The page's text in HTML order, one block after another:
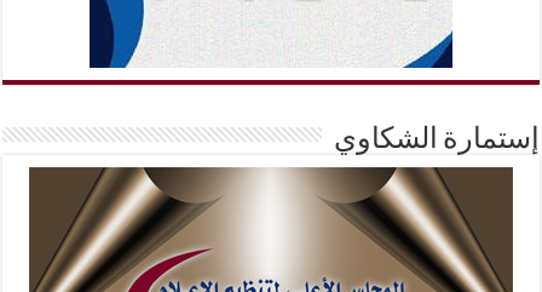
الشكاوي